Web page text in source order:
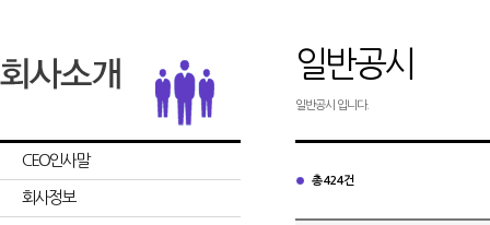
CEO인사말
회사정보
일반공시
일반공시 입니다.
총 424건